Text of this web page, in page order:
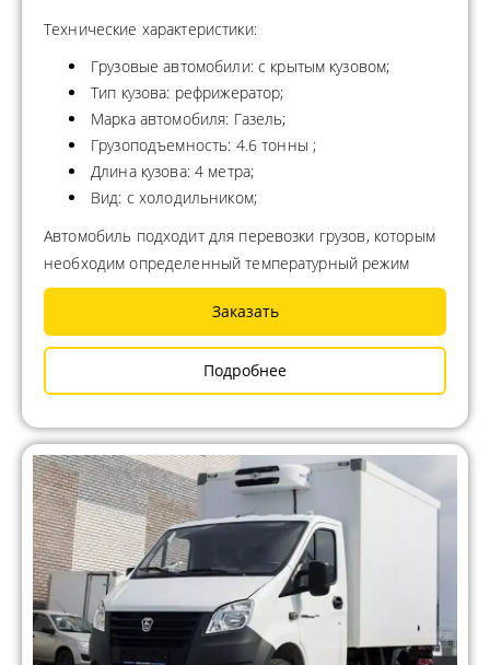
Технические характеристики:
Грузовые автомобили: с крытым кузовом;
Тип кузова: рефрижератор;
Марка автомобиля: Газель;
Грузоподъемность: 4.6 тонны ;
Длина кузова: 4 метра;
Вид: с холодильником;
Автомобиль подходит для перевозки грузов, которым
необходим определенный температурный режим
Заказать
Подробнее